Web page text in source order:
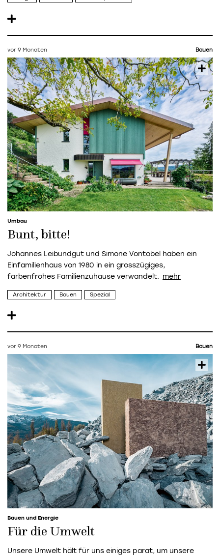
vor 9 Monaten Bauen
Umbau
Bunt, bitte!
Johannes Leibundgut und Simone Vontobel haben ein
Einfamilienhaus von 1980 in ein grosszügiges,
farbenfrohes Familienzuhause verwandelt.
Architektur Bauen Spezial
vor 9 Monaten Bauen
Bauen und Energie
Für die Umwelt
Unsere Umwelt hält für uns einiges parat, um unsere